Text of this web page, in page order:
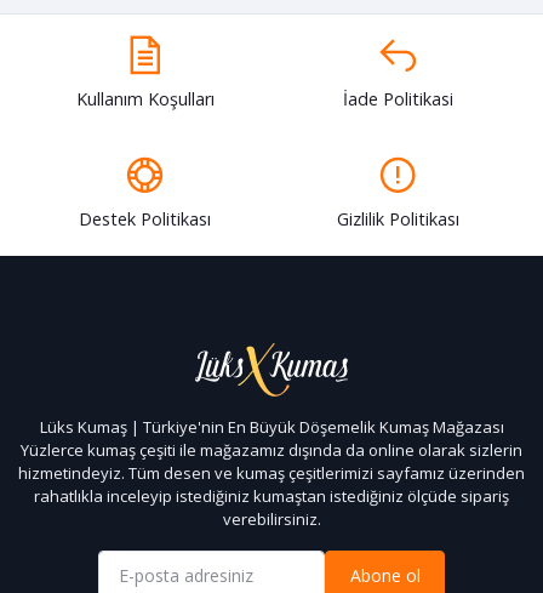
Kullanım Koşulları İade Politikasi
Destek Politikası Gizlilik Politikası
Lüks Kumaş | Türkiye'nin En Büyük Döşemelik Kumaş Mağazası
Yüzlerce kumaş çeşiti ile mağazamız dışında da online olarak sizlerin
hizmetindeyiz. Tüm desen ve kumaş çeşitlerimizi sayfamız üzerinden
rahatlıkla inceleyip istediğiniz kumaştan istediğiniz ölçüde sipariş
verebilirsiniz.
Abone ol